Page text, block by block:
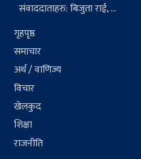
संवाददाताहरु: बिजुता राई, ...
गृहपृष्ठ
समाचार
अर्थ / वाणिज्य
विचार
खेलकुद
शिक्षा
राजनीति